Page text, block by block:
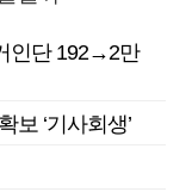
인단 192→2만
‘기사회생’